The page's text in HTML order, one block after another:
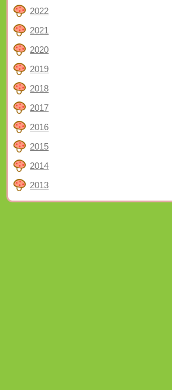
2022
2021
2020
2019
2018
2017
2016
2015
2014
2013